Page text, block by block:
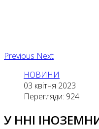
Previous Next
НОВИНИ
03 квітня 2023
Перегляди: 924
У ННІ